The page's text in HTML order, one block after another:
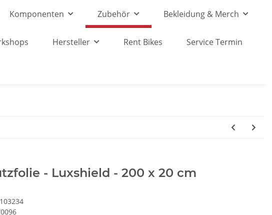
Komponenten Zubehör Bekleidung & Merch
Hersteller Rent Bikes Service Termin
- Luxshield - 200 x 20 cm
103234